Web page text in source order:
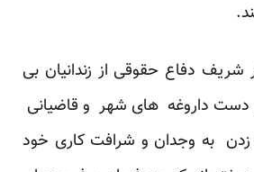
شریف دفاع حقوقی از زندانیان بی
دست داروغه های شهر و قاضیانی
زدن به وجدان و شرافت کاری خود